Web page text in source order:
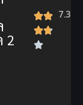
2
7.3